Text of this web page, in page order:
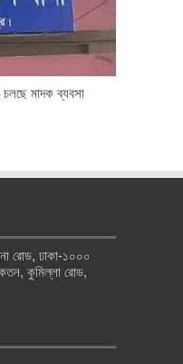
চলছে মাদক ব্যবসা
রোড, ঢাকা-১০০০
কুমিল্লা রোড,